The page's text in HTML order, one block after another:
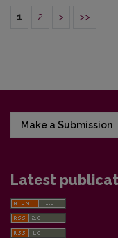
1 2 > >>
Make a Submission
Latest